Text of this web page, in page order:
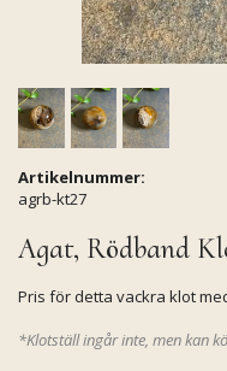
Artikelnummer:
agrb-kt27
Agat, Rödband
Pris för detta vackra klot
*Klotställ ingår inte, men kan